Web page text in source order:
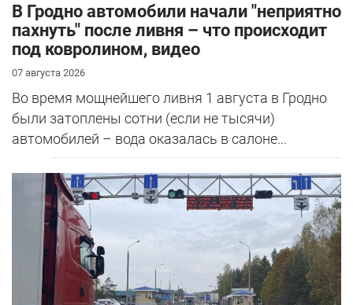
В Гродно автомобили начали "неприятно
пахнуть" после ливня – что происходит
под ковролином, видео
07 августа 2026
Во время мощнейшего ливня 1 августа в Гродно
были затоплены сотни (если не тысячи)
автомобилей – вода оказалась в салоне...